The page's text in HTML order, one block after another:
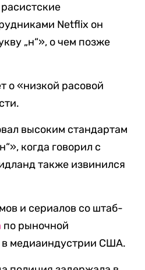
Netflix он
„н“», о чем позже
о «низкой расовой
высоким стандартам
когда говорил с
также извинился
и сериалов со штаб-
по рыночной
в медиаиндустрии США.